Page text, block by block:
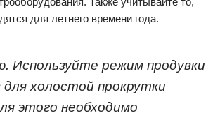
для летнего времени года.
. Используйте режим продувки
для холостой прокрутки
этого необходимо